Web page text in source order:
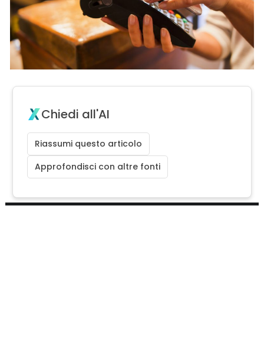
Chiedi all'AI
Riassumi questo articolo
Approfondisci con altre fonti